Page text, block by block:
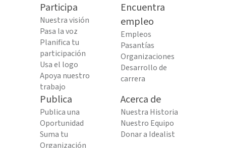
Participa
Nuestra visión
Pasa la voz
Planifica tu
participación
Usa el logo
Apoya nuestro
trabajo
Encuentra
empleo
Empleos
Pasantías
Organizaciones
Desarrollo de
carrera
Publica
Publica una
Oportunidad
Suma tu
Organización
Acerca de
Nuestra Historia
Nuestro Equipo
Donar a Idealist